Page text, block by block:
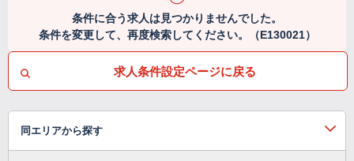
条件に合う求人は見つかりませんでした。
条件を変更して、再度検索してください。（E130021）
求人条件設定ページに戻る
同エリアから探す